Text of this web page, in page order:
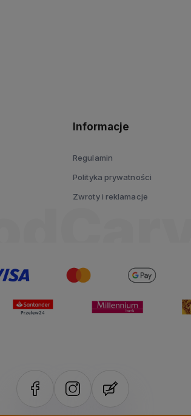
Informacje
Regulamin
Polityka prywatności
Zwroty i reklamacje